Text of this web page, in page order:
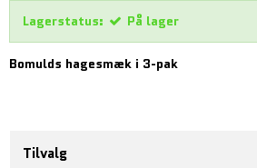
Lagerstatus:
På lager
Bomulds hagesmæk i 3-pak
Tilvalg